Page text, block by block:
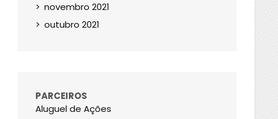
novembro 2021
outubro 2021
PARCEIROS
Aluguel de Ações